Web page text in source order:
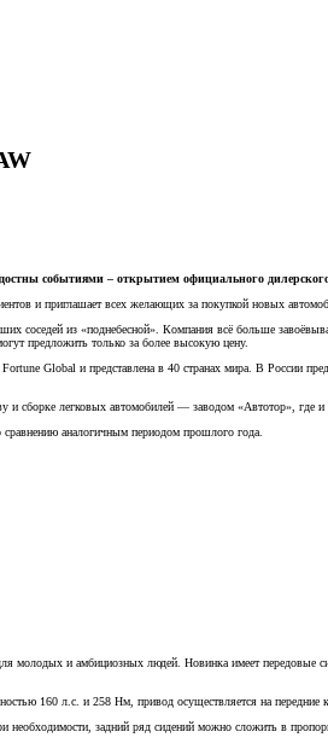
событиями – открытием официального
и приглашает всех желающих за покупкой новых
из «поднебесной». Компания всё больше
предложить только за более высокую цену.
Global и представлена в 40 странах мира. В России
сборке легковых автомобилей — заводом «Автотор», где и
аналогичным периодом прошлого года.
и амбициозных людей. Новинка имеет передовые
160 л.с. и 258 Нм, привод осуществляется на передние
необходимости, задний ряд сидений можно сложить в